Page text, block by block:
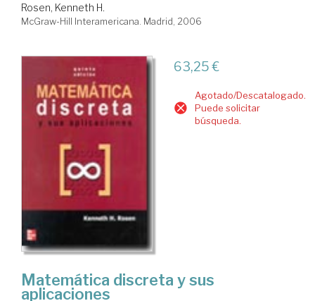
Rosen, Kenneth H.
McGraw-Hill Interamericana. Madrid, 2006
63,25 €
Agotado/Descatalogado.
Puede solicitar
búsqueda.
Matemática discreta y sus
aplicaciones